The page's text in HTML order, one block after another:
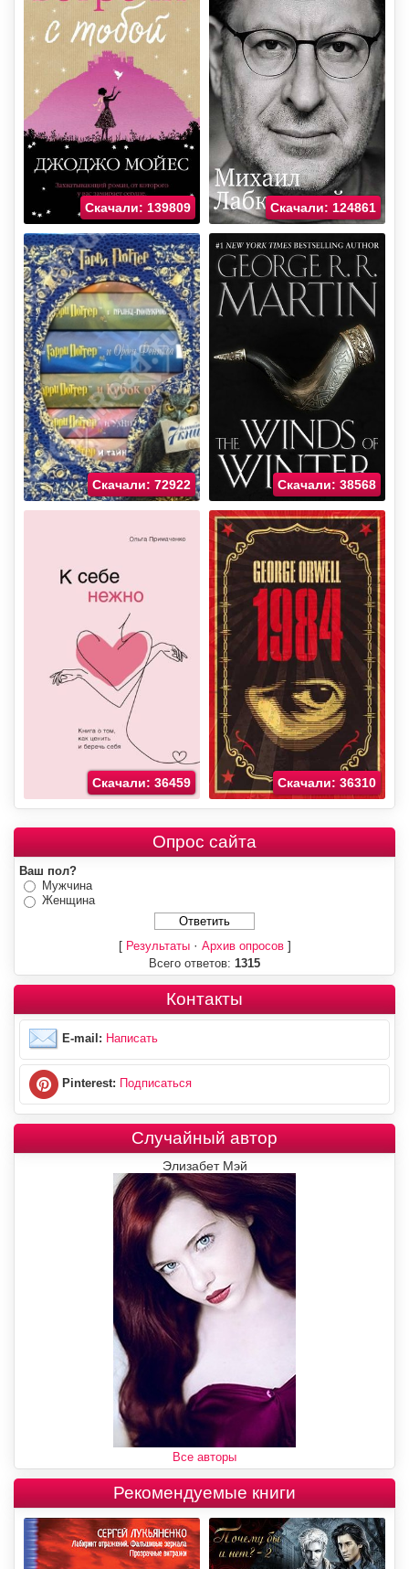
Скачали: 139809 Скачали: 124861
Скачали: 72922 Скачали: 38568
Скачали: 36459 Скачали: 36310
Опрос сайта
Ваш пол?
Мужчина
Женщина
[ Результаты· Архив опросов]
Всего ответов: 1315
Контакты
E-mail: Написать
Pinterest: Подписаться
Случайный автор
Элизабет Мэй
Все авторы
Рекомендуемые книги